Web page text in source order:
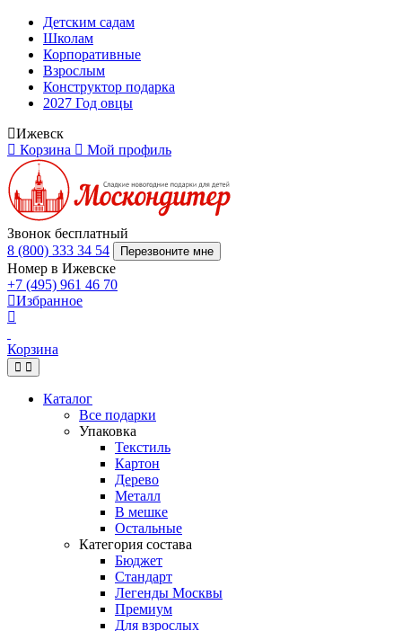
Детским садам
Школам
Корпоративные
Взрослым
Конструктор подарка
2027 Год овцы
Ижевск
Корзина
Мой профиль
Звонок бесплатный
8 (800) 333 34 54
Перезвоните мне
Номер в Ижевске
+7 (495) 961 46 70
Избранное
Корзина
Каталог
Все подарки
Упаковка
Текстиль
Картон
Дерево
Металл
В мешке
Остальные
Категория состава
Бюджет
Стандарт
Легенды Москвы
Премиум
Для взрослых